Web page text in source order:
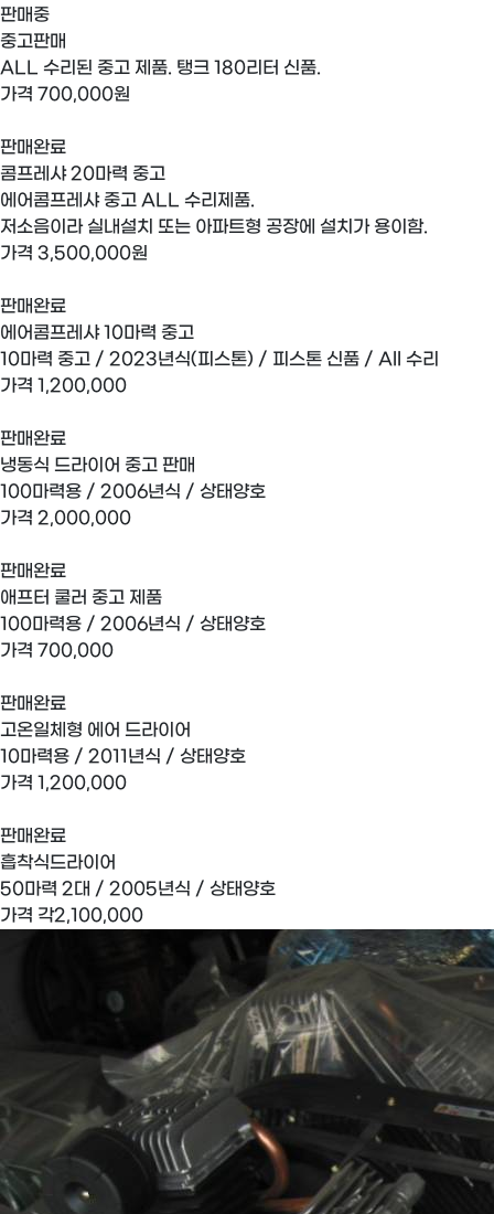
판매중
중고판매
ALL 수리된 중고 제품. 탱크 180리터 신품.
가격 700,000원
판매완료
콤프레샤 20마력 중고
에어콤프레샤 중고 ALL 수리제품.
저소음이라 실내설치 또는 아파트형 공장에 설치가 용이함.
가격 3,500,000원
판매완료
에어콤프레샤 10마력 중고
10마력 중고 / 2023년식(피스톤) / 피스톤 신품 / All 수리
가격 1,200,000
판매완료
냉동식 드라이어 중고 판매
100마력용 / 2006년식 / 상태양호
가격 2,000,000
판매완료
애프터 쿨러 중고 제품
100마력용 / 2006년식 / 상태양호
가격 700,000
판매완료
고온일체형 에어 드라이어
10마력용 / 2011년식 / 상태양호
가격 1,200,000
판매완료
흡착식드라이어
50마력 2대 / 2005년식 / 상태양호
가격 각2,100,000